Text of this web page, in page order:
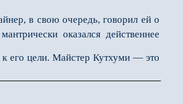
в свою очередь, говорил ей о
оказался действеннее
его цели. Майстер Кутхуми — это